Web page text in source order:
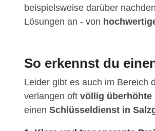
beispielsweise darüber
Lösungen an - von
So erkennst du
Leider gibt es auch im Bereich
verlangen oft völlig überhöhte
einen Schlüsseldienst in